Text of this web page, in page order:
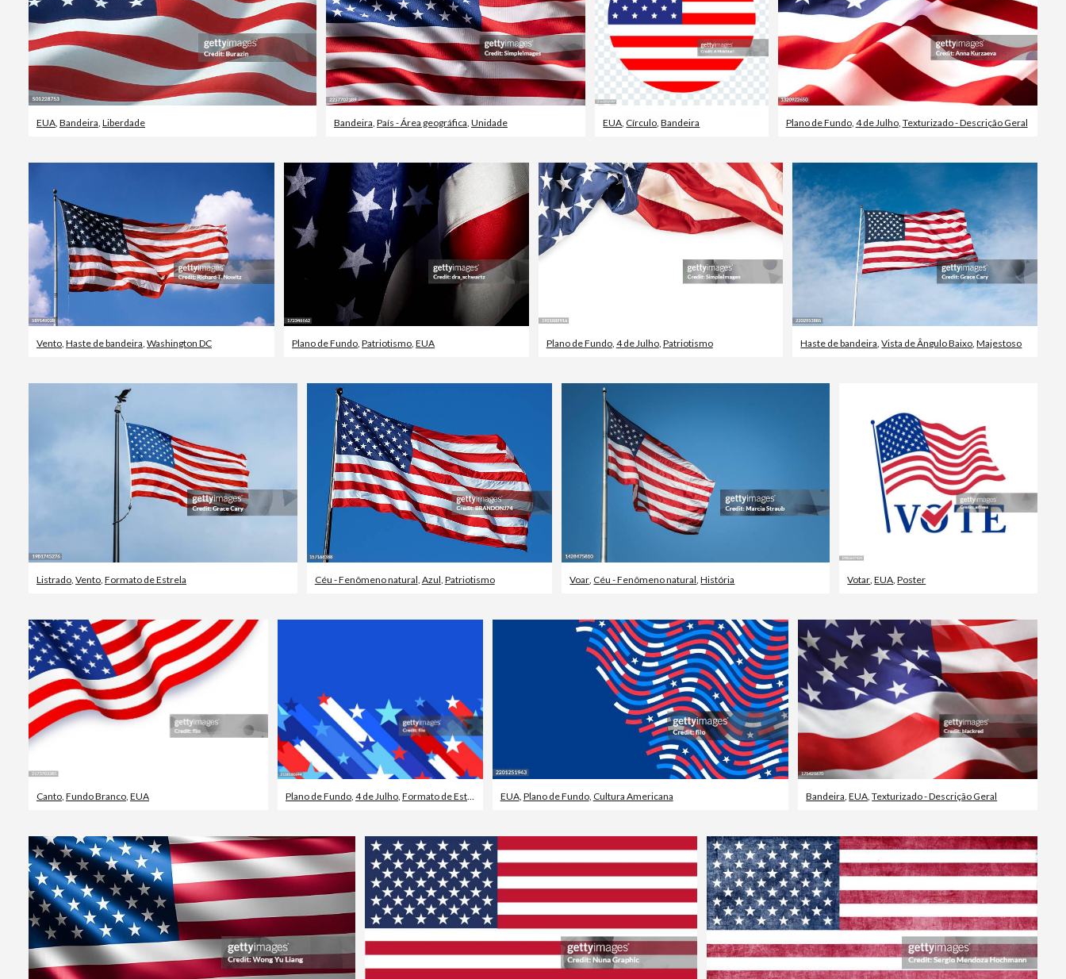
EUA, Bandeira, Liberdade Bandeira, País - Área geográfica, Unidade EUA, Círculo,Bandeira Plano de Fundo, 4 de Julho, Texturizado - Descrição Geral
Vento Haste de bandeira Washington DC Plano de Fundo ,Patriotismo ,EUA Plano de Fundo, 4 de Julho, Patriotismo Haste de bandeira ,Vista de Ângulo Baixo ,Majestoso
Listrado Vento Formato de Estrela Céu - Fenômeno natural Azul Patriotismo Voar Céu - Fenômeno natural ,História Votar ,EUA ,Poster
Canto Fundo Branco EUA Plano de Fundo 4 de Julho Formato de Estrela EUA, Plano de Fundo, Cultura Americana Bandeira ,EUA ,Texturizado - Descrição Geral